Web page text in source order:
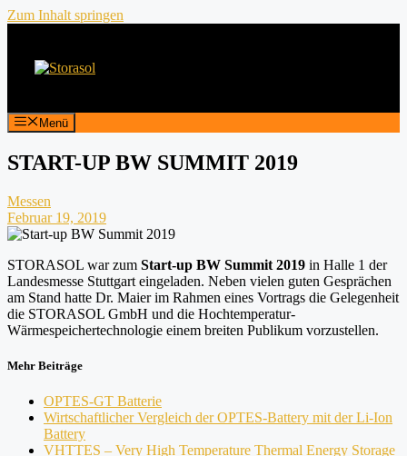
Zum Inhalt springen
Menü
START-UP BW SUMMIT 2019
Messen
Februar 19, 2019
STORASOL war zum Start-up BW Summit 2019 in Halle 1 der
Landesmesse Stuttgart eingeladen. Neben vielen guten Gesprächen
am Stand hatte Dr. Maier im Rahmen eines Vortrags die Gelegenheit
die STORASOL GmbH und die Hochtemperatur-
Wärmespeichertechnologie einem breiten Publikum vorzustellen.
Mehr Beiträge
OPTES-GT Batterie
Wirtschaftlicher Vergleich der OPTES-Battery mit der Li-Ion
Battery
VHTTES – Very High Temperature Thermal Energy Storage